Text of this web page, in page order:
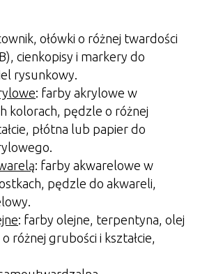
ołówki o różnej twardości
cienkopisy i markery do
rysunkowy.
: farby akrylowe w
kolorach, pędzle o różnej
płótna lub papier do
: farby akwarelowe w
pędzle do akwareli,
: farby olejne, terpentyna, olej
różnej grubości i kształcie,